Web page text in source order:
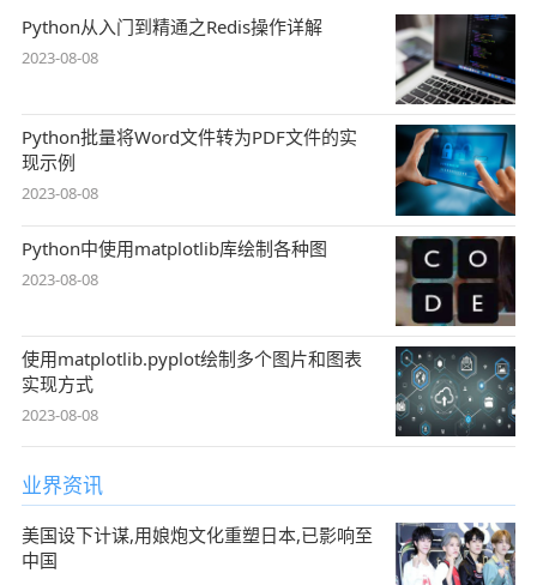
Python从入门到精通之Redis操作详解
2023-08-08
Python批量将Word文件转为PDF文件的实
现示例
2023-08-08
Python中使用matplotlib库绘制各种图
2023-08-08
使用matplotlib.pyplot绘制多个图片和图表
实现方式
2023-08-08
业界资讯
美国设下计谋,用娘炮文化重塑日本,已影响至
中国